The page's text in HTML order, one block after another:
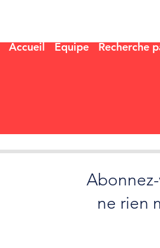
Accueil Équipe Recherche
ne rien